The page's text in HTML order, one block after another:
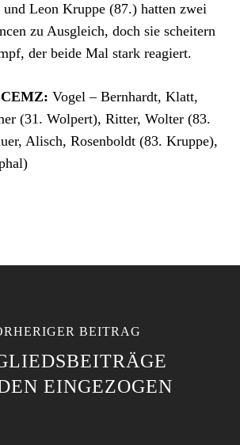
Leon Kruppe (87.) hatten zwei
zu Ausgleich, doch sie scheitern
der beide Mal stark reagiert.
Vogel – Bernhardt, Klatt,
(31. Wolpert), Ritter, Wolter (83.
Alisch, Rosenboldt (83. Kruppe),
BEITRAG
EINGEZOGEN